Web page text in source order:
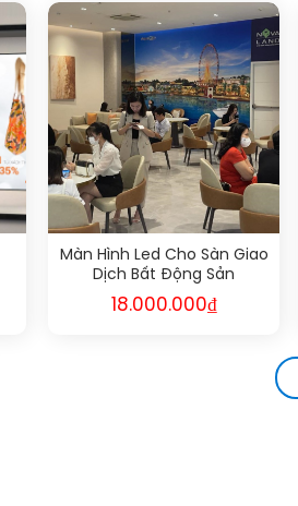
Màn Hình Led Cho Sàn Giao
Dịch Bất Động Sản
18.000.000₫